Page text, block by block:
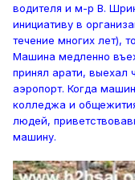
водителя и м-р В.
инициативу в
течение многих лет),
Машина медленно
принял арати, выехал
аэропорт. Когда
колледжа и
людей,
машину.